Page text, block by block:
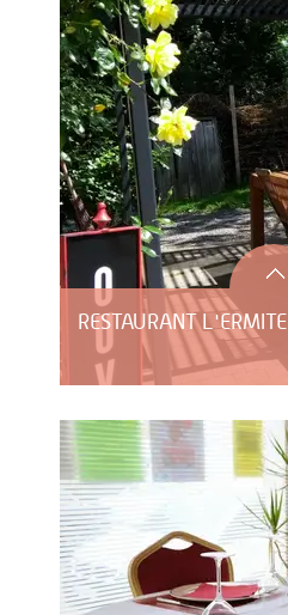
RESTAURANT L'ERMITE